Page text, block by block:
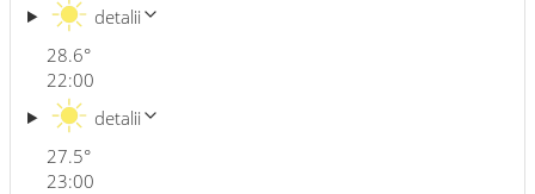
28.6°
detalii
22:00
27.5°
detalii
23:00